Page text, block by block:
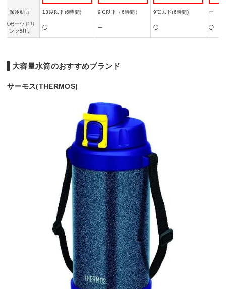
保冷効力 13度以下(6時間) 9℃以下（6時間） 9℃以下(6時間) ー
スポーツドリ
ンク対応
◯ ー ◯ ◯
大容量水筒のおすすめブランド
サーモス(THERMOS)